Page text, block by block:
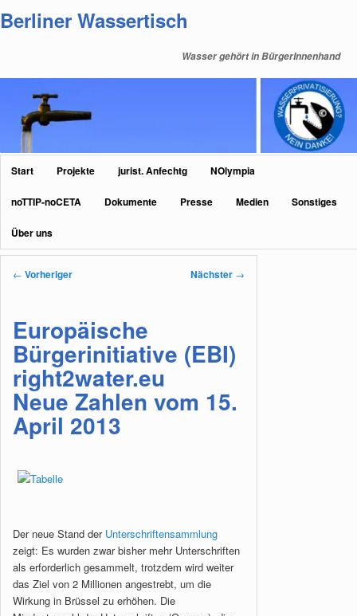
primären
Berliner Wassertisch
Wasser gehört in BürgerInnenhand
Hauptmenü
Start Projekte jurist. Anfechtg NOlympia
noTTIP-noCETA Dokumente Presse Medien Sonstiges
Über uns
Beitragsnavigation
← Vorheriger Nächster →
Europäische
Bürgerinitiative (EBI)
right2water.eu
Neue Zahlen vom 15.
April 2013
Der neue Stand der Unterschriftensammlung
zeigt: Es wurden zwar bisher mehr Unterschriften
als erforderlich gesammelt, trotzdem wird weiter
das Ziel von 2 Millionen angestrebt, um die
Wirkung in Brüssel zu erhöhen. Die